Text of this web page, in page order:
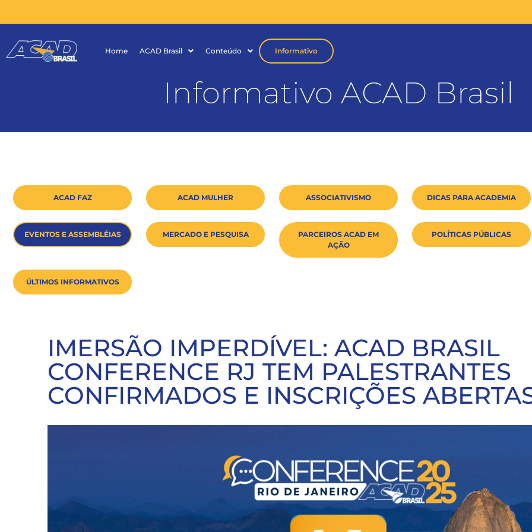
Home ACAD Brasil Conteúdo Informativo
Informativo ACAD Brasil
ACAD FAZ ACAD MULHER ASSOCIATIVISMO DICAS PARA ACADEMIA
EVENTOS E ASSEMBLÉIAS MERCADO E PESQUISA
PARCEIROS ACAD EM
AÇÃO
POLÍTICAS PÚBLICAS
ÚLTIMOS INFORMATIVOS
IMERSÃO IMPERDÍVEL: ACAD BRASIL
CONFERENCE RJ TEM PALESTRANTES
CONFIRMADOS E INSCRIÇÕES